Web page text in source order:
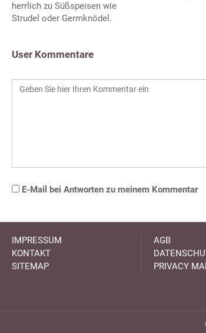
herrlich zu Süßspeisen wie
Strudel oder Germknödel.
User Kommentare
E-Mail bei Antworten zu meinem Kommentar
IMPRESSUM
KONTAKT
SITEMAP
AGB
PRIVACY